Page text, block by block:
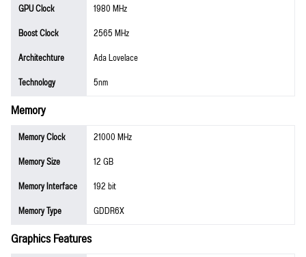
GPU Clock
1980 MHz
Boost Clock
2565 MHz
Architechture
Ada Lovelace
Technology
5nm
Memory
Memory Clock
21000 MHz
Memory Size
12 GB
Memory Interface
192 bit
Memory Type
GDDR6X
Graphics Features